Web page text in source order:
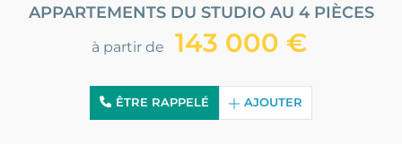
APPARTEMENTS DU STUDIO AU 4 PIÈCES
à partir de 143 000 €
ÊTRE RAPPELÉ AJOUTER